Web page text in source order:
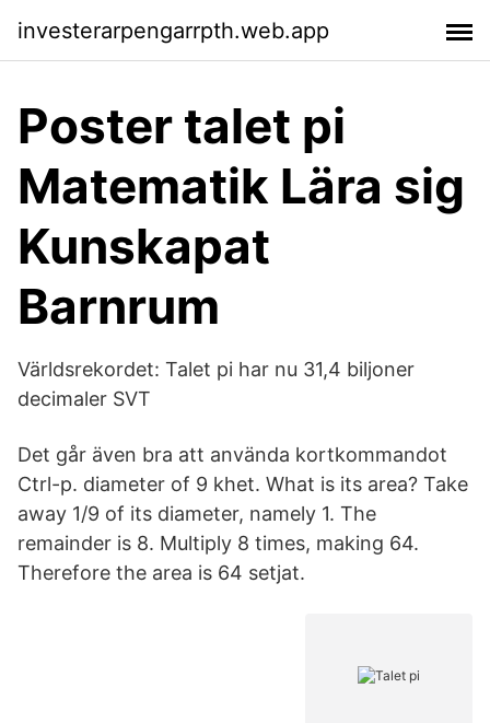
investerarpengarrpth.web.app
Poster talet pi
Matematik Lära sig
Kunskapat
Barnrum
Världsrekordet: Talet pi har nu 31,4 biljoner
decimaler SVT
Det går även bra att använda kortkommandot
Ctrl-p. diameter of 9 khet. What is its area? Take
away 1/9 of its diameter, namely 1. The
remainder is 8. Multiply 8 times, making 64.
Therefore the area is 64 setjat.